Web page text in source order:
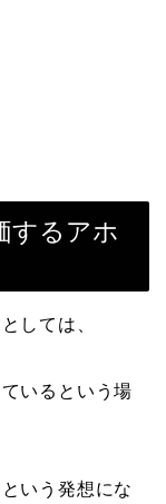
するアホ
しては、
ているという場
という発想にな